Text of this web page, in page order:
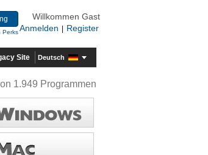
Perks
Willkommen Gast
Anmelden
Register
Site Deutsch
1.949 Programmen